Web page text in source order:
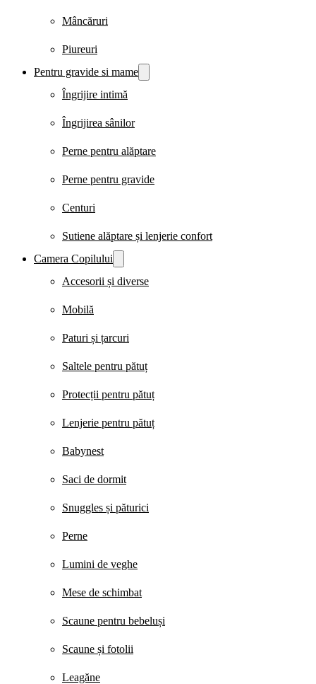
Mâncăruri
Piureuri
Pentru gravide si mame
Îngrijire intimă
Îngrijirea sânilor
Perne pentru alăptare
Perne pentru gravide
Centuri
Sutiene alăptare și lenjerie confort
Camera Copilului
Accesorii și diverse
Mobilă
Paturi și țarcuri
Saltele pentru pătuț
Protecții pentru pătuț
Lenjerie pentru pătuț
Babynest
Saci de dormit
Snuggles și păturici
Perne
Lumini de veghe
Mese de schimbat
Scaune pentru bebeluși
Scaune și fotolii
Leagăne